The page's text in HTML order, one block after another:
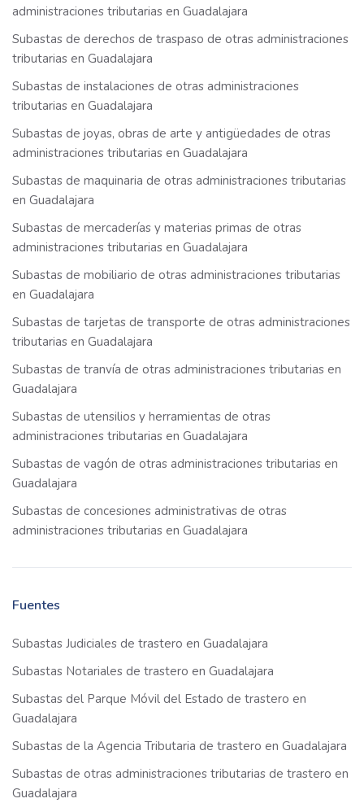
administraciones tributarias en Guadalajara
Subastas de derechos de traspaso de otras administraciones
tributarias en Guadalajara
Subastas de instalaciones de otras administraciones
tributarias en Guadalajara
Subastas de joyas, obras de arte y antigüedades de otras
administraciones tributarias en Guadalajara
Subastas de maquinaria de otras administraciones tributarias
en Guadalajara
Subastas de mercaderías y materias primas de otras
administraciones tributarias en Guadalajara
Subastas de mobiliario de otras administraciones tributarias
en Guadalajara
Subastas de tarjetas de transporte de otras administraciones
tributarias en Guadalajara
Subastas de tranvía de otras administraciones tributarias en
Guadalajara
Subastas de utensilios y herramientas de otras
administraciones tributarias en Guadalajara
Subastas de vagón de otras administraciones tributarias en
Guadalajara
Subastas de concesiones administrativas de otras
administraciones tributarias en Guadalajara
Fuentes
Subastas Judiciales de trastero en Guadalajara
Subastas Notariales de trastero en Guadalajara
Subastas del Parque Móvil del Estado de trastero en
Guadalajara
Subastas de la Agencia Tributaria de trastero en Guadalajara
Subastas de otras administraciones tributarias de trastero en
Guadalajara